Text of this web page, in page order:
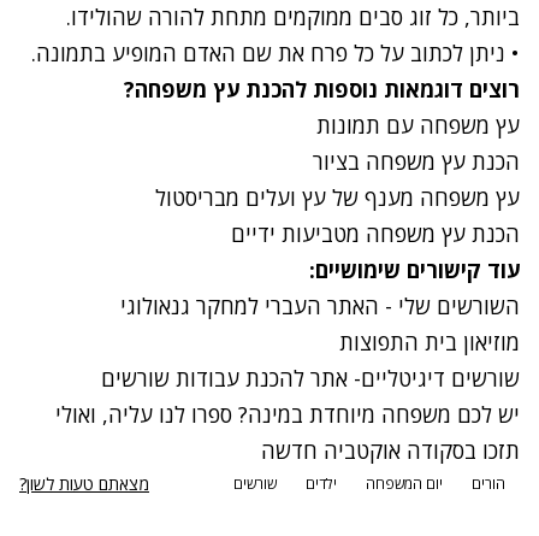
ביותר, כל זוג סבים ממוקמים מתחת להורה שהולידו.
• ניתן לכתוב על כל פרח את שם האדם המופיע בתמונה.
רוצים דוגמאות נוספות להכנת עץ משפחה?
עץ משפחה עם תמונות
הכנת עץ משפחה בציור
עץ משפחה מענף של עץ ועלים מבריסטול
הכנת עץ משפחה מטביעות ידיים
עוד קישורים שימושיים:
השורשים שלי - האתר העברי למחקר גנאולוגי
מוזיאון בית התפוצות
שורשים דיגיטליים- אתר להכנת עבודות שורשים
יש לכם משפחה מיוחדת במינה? ספרו לנו עליה, ואולי
תזכו בסקודה אוקטביה חדשה
הורים יום המשפחה ילדים שורשים מצאתם טעות לשון?